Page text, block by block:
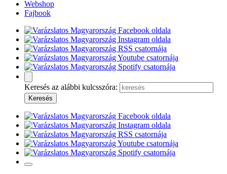
Webshop
Fajbook
Keresés az alábbi kulcsszóra: